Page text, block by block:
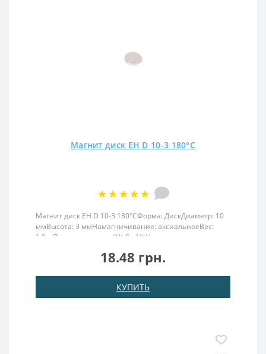
Магнит диск EH D 10-3 180°C
Магнит диск EH D 10-3 180°CФорма: ДискДиаметр: 10
ммВысота: 3 ммНамагничивание: аксиальноеВес:
1,8грПокрыт. никель.: (Ni-Cu-Ni)Намагничивание:
использования: до 180°CПостоянный магнит 10х3
18.48 грн.
КУПИТЬ